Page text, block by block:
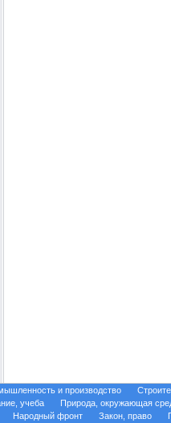
и производство
учеба
Природа, окружающая
Народный фронт Закон, право